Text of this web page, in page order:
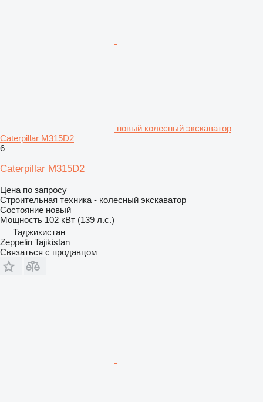
новый колесный экскаватор
Caterpillar M315D2
6
Caterpillar M315D2
Цена по запросу
Строительная техника - колесный экскаватор
Состояние новый
Мощность 102 кВт (139 л.с.)
Таджикистан
Zeppelin Tajikistan
Связаться с продавцом